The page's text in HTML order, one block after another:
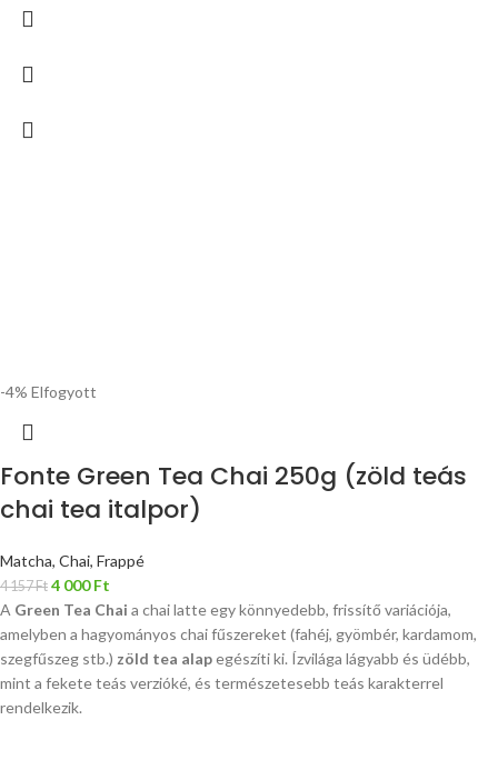
-4% Elfogyott
Fonte Green Tea Chai 250g (zöld teás
chai tea italpor)
Matcha, Chai, Frappé
4 157Ft 4 000Ft
A Green Tea Chai a chai latte egy könnyedebb, frissítő variációja,
amelyben a hagyományos chai fűszereket (fahéj, gyömbér, kardamom,
szegfűszeg stb.) zöld tea alapegészíti ki. Ízvilága lágyabb és üdébb,
mint a fekete teás verzióké, és természetesebb teás karakterrel
rendelkezik.